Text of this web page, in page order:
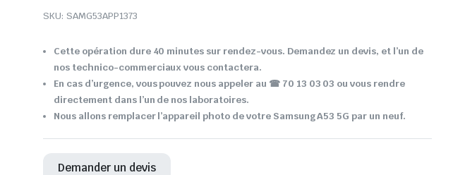
SKU: SAMG53APP1373
Cette opération dure 40 minutes sur rendez-vous. Demandez un devis, et l’un de
nos technico-commerciaux vous contactera.
En cas d’urgence, vous pouvez nous appeler au ☎ 70 13 03 03 ou vous rendre
directement dans l’un de nos laboratoires.
Nous allons remplacer l’appareil photo de votre Samsung A53 5G par un neuf.
Demander un devis